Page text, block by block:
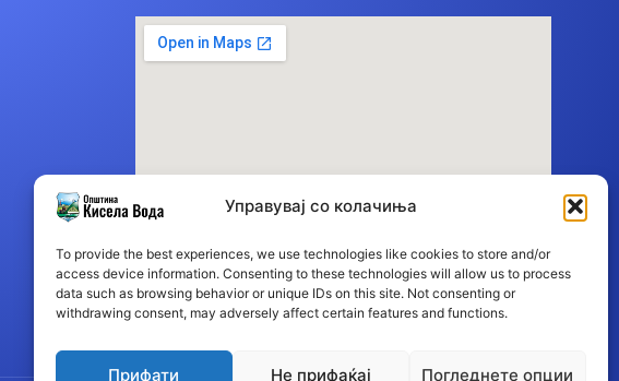
Управувај со колачиња
To provide the best experiences, we use technologies like cookies to store and/or
access device information. Consenting to these technologies will allow us to process
data such as browsing behavior or unique IDs on this site. Not consenting or
withdrawing consent, may adversely affect certain features and functions.
Прифати Не прифаќај Погледнете опции